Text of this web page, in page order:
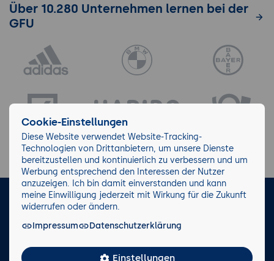
Über 10.280 Unternehmen lernen bei der
GFU
LinkedIn Facebook
Facts
Cookie-Einstellungen
Diese Website verwendet Website-Tracking-
Technologien von Drittanbietern, um unsere Dienste
bereitzustellen und kontinuierlich zu verbessern und um
Werbung entsprechend den Interessen der Nutzer
anzuzeigen. Ich bin damit einverstanden und kann
meine Einwilligung jederzeit mit Wirkung für die Zukunft
widerrufen oder ändern.
Impressum
Datenschutzerklärung
Einstellungen